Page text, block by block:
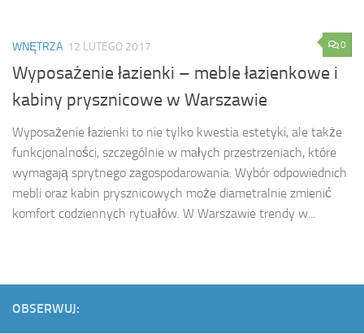
0
WNĘTRZA 12 LUTEGO 2017
Wyposażenie łazienki – meble łazienkowe i
kabiny prysznicowe w Warszawie
Wyposażenie łazienki to nie tylko kwestia estetyki, ale także
funkcjonalności, szczególnie w małych przestrzeniach, które
wymagają sprytnego zagospodarowania. Wybór odpowiednich
mebli oraz kabin prysznicowych może diametralnie zmienić
komfort codziennych rytuałów. W Warszawie trendy w...
OBSERWUJ: